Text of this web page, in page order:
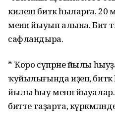
килеш биткә һыларға.
менән йыуып алына. Бит
сафландыра.
* Ҡоро сүпрәне йылы
ҡуйылығында иҙеп,
йылы һыу менән
битте таҙарта,